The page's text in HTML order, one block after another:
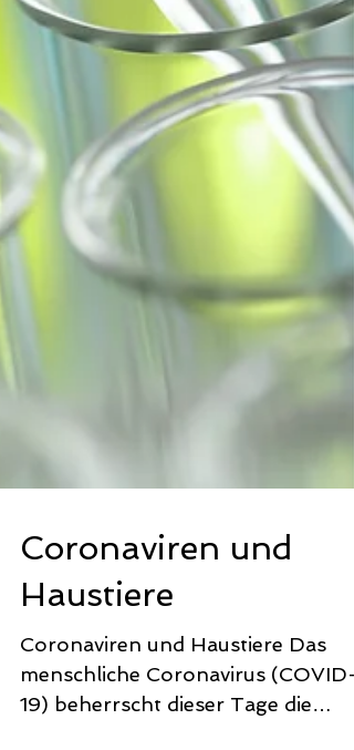
Coronaviren und
Haustiere
Coronaviren und Haustiere Das
menschliche Coronavirus (COVID-